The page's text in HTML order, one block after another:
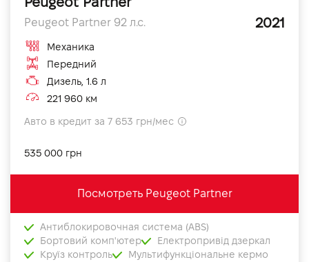
Peugeot Partner 92 л.с. 2021
Механика
Передний
Дизель, 1.6 л
221 960 км
Авто в кредит за 7 653 грн/мес
535 000 грн
Посмотреть Peugeot Partner
Антиблокировочная система (ABS)
Бортовий комп'ютер
Електропривід дзеркал
Круїз контроль
Мультифункціональне кермо